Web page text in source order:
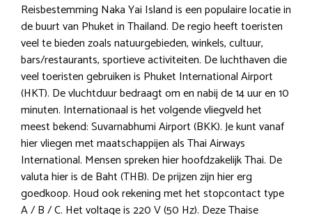
Reisbestemming Naka Yai Island is een populaire locatie in
de buurt van Phuket in Thailand. De regio heeft toeristen
veel te bieden zoals natuurgebieden, winkels, cultuur,
bars/restaurants, sportieve activiteiten. De luchthaven die
veel toeristen gebruiken is Phuket International Airport
(HKT). De vluchtduur bedraagt om en nabij de 14 uur en 10
minuten. Internationaal is het volgende vliegveld het
meest bekend: Suvarnabhumi Airport (BKK). Je kunt vanaf
hier vliegen met maatschappijen als Thai Airways
International. Mensen spreken hier hoofdzakelijk Thai. De
valuta hier is de Baht (THB). De prijzen zijn hier erg
goedkoop. Houd ook rekening met het stopcontact type
A / B / C. Het voltage is 220 V (50 Hz). Deze Thaise